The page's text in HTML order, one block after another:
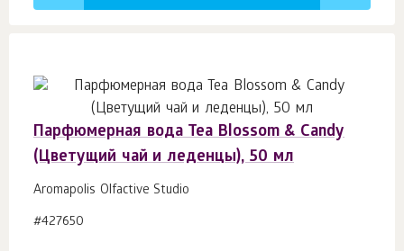
Парфюмерная вода Tea Blossom & Candy
(Цветущий чай и леденцы), 50 мл
Aromapolis Olfactive Studio
#427650